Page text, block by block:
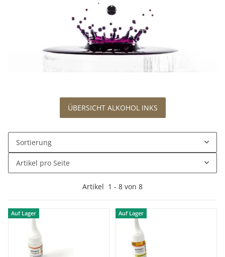
ÜBERSICHT ALKOHOL INKS
Sortierung
Artikel pro Seite
Artikel 1 - 8 von 8
Auf Lager Auf Lager